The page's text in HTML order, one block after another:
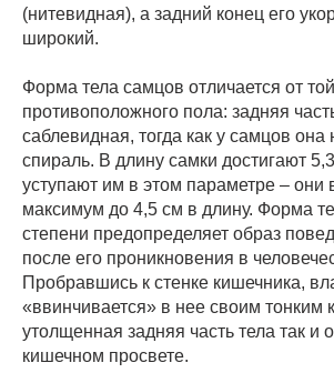
(нитевидная), а задний конец его
широкий.
Форма тела самцов отличается от
противоположного пола: задняя
саблевидная, тогда как у самцов она
спираль. В длину самки достигают
уступают им в этом параметре – они
максимум до 4,5 см в длину. Форма
степени предопределяет образ
после его проникновения в
Пробравшись к стенке кишечника,
«ввинчивается» в нее своим тонким
утолщенная задняя часть тела так и
кишечном просвете.